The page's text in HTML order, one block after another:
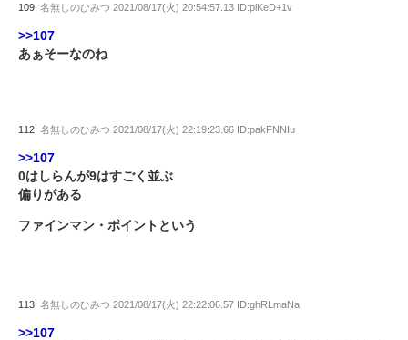
109: 名無しのひみつ 2021/08/17(火) 20:54:57.13 ID:plKeD+1v
>>107
あぁそーなのね
112: 名無しのひみつ 2021/08/17(火) 22:19:23.66 ID:pakFNNIu
>>107
0はしらんが9はすごく並ぶ
偏りがある
ファインマン・ポイントという
113: 名無しのひみつ 2021/08/17(火) 22:22:06.57 ID:ghRLmaNa
>>107